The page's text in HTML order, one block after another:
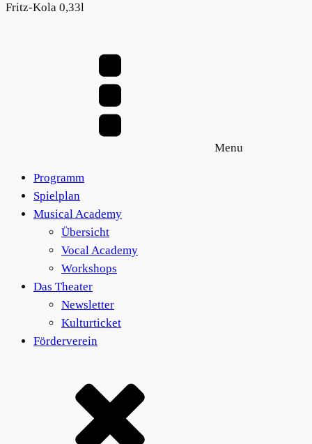
Fritz-Kola 0,33l
Menu
Programm
Spielplan
Musical Academy
Übersicht
Vocal Academy
Workshops
Das Theater
Newsletter
Kulturticket
Förderverein